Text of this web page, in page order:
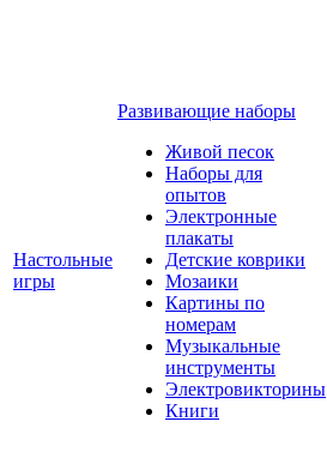
Настольные
игры
Развивающие наборы
Живой песок
Наборы для
опытов
Электронные
плакаты
Детские коврики
Мозаики
Картины по
номерам
Музыкальные
инструменты
Электровикторины
Книги